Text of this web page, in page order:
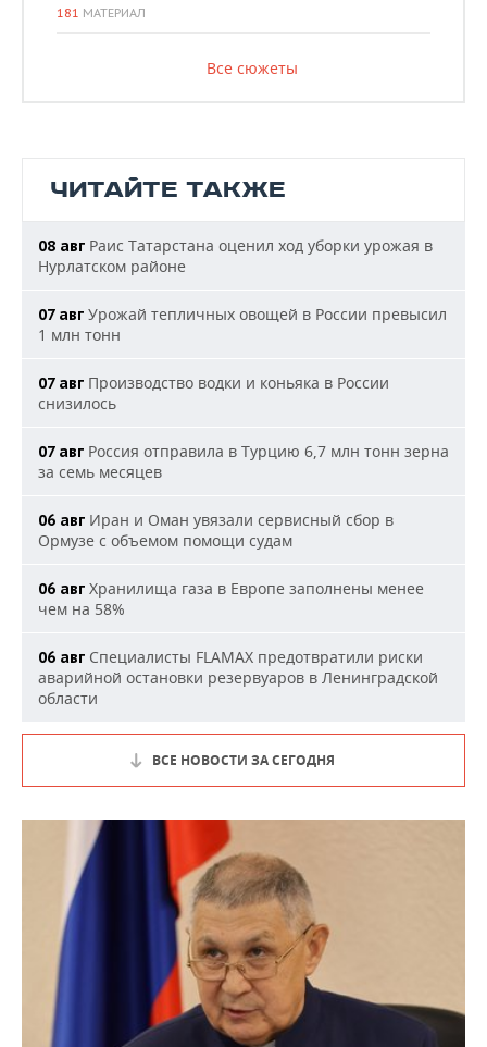
181 МАТЕРИАЛ
Все сюжеты
ЧИТАЙТЕ ТАКЖЕ
08 авг Раис Татарстана оценил ход уборки урожая в
Нурлатском районе
07 авг Урожай тепличных овощей в России превысил
1 млн тонн
07 авг Производство водки и коньяка в России
снизилось
07 авг Россия отправила в Турцию 6,7 млн тонн зерна
за семь месяцев
06 авг Иран и Оман увязали сервисный сбор в
Ормузе с объемом помощи судам
06 авг Хранилища газа в Европе заполнены менее
чем на 58%
06 авг Специалисты FLAMAX предотвратили риски
аварийной остановки резервуаров в Ленинградской
области
ВСЕ НОВОСТИ ЗА СЕГОДНЯ